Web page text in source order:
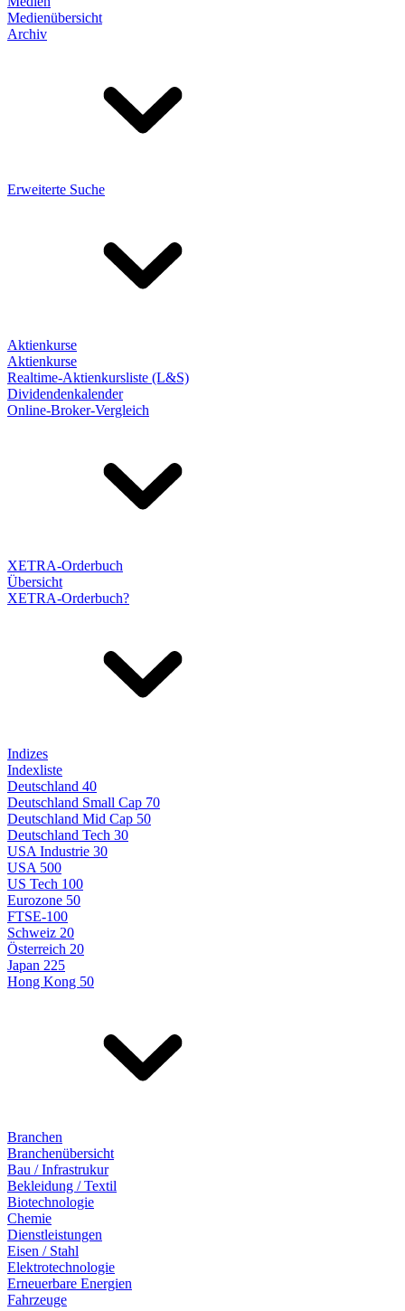
Medienübersicht
Archiv
Erweiterte Suche
Aktienkurse
Aktienkurse
Realtime-Aktienkursliste (L&S)
Dividendenkalender
Online-Broker-Vergleich
XETRA-Orderbuch
Übersicht
XETRA-Orderbuch?
Indizes
Indexliste
Deutschland 40
Deutschland Small Cap 70
Deutschland Mid Cap 50
Deutschland Tech 30
USA Industrie 30
USA 500
US Tech 100
Eurozone 50
FTSE-100
Schweiz 20
Österreich 20
Japan 225
Hong Kong 50
Branchen
Branchenübersicht
Bau / Infrastrukur
Bekleidung / Textil
Biotechnologie
Chemie
Dienstleistungen
Eisen / Stahl
Elektrotechnologie
Erneuerbare Energien
Fahrzeuge